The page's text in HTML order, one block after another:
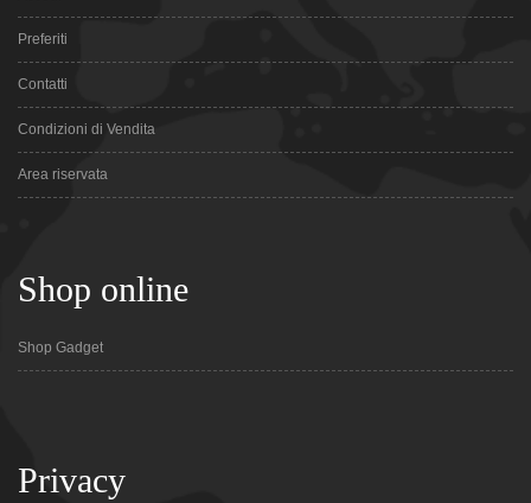
Preferiti
Contatti
Condizioni di Vendita
Area riservata
Shop online
Shop Gadget
Privacy